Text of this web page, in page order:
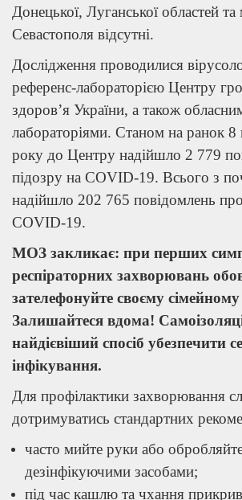
Донецької, Луганської областей та
Севастополя відсутні.
Дослідження проводилися
референс-лабораторією Центру
здоров’я України, а також
лабораторіями. Станом на ранок 8
року до Центру надійшло 2 779
підозру на COVID-19. Всього з
надійшло 202 765 повідомлень
COVID-19.
МОЗ закликає: при перших
респіраторних захворювань
зателефонуйте своєму
Залишайтеся вдома!
найдієвіший спосіб убезпечити
інфікування.
Для профілактики захворювання
дотримуватись стандартних
часто мийте руки або
дезінфікуючими засобами;
під час кашлю та чхання